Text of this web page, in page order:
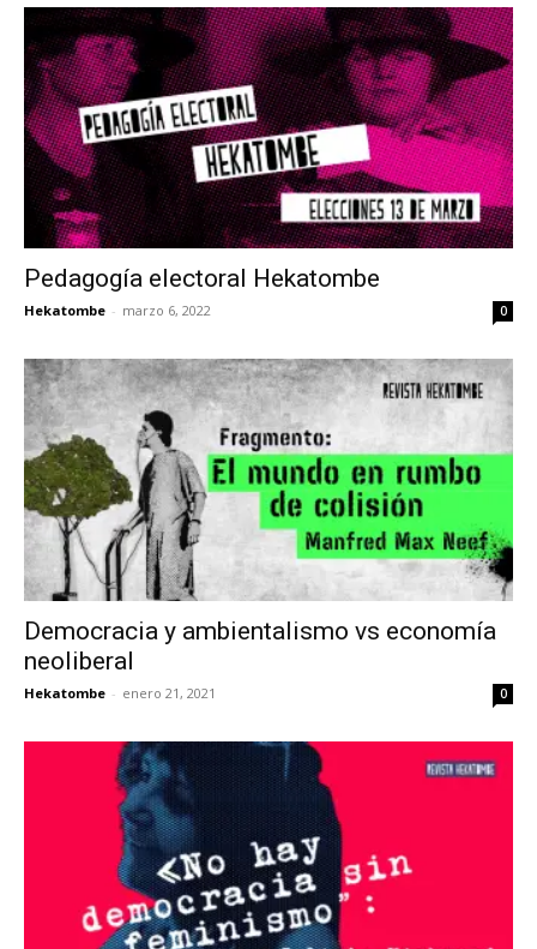
Pedagogía electoral Hekatombe
Hekatombe - marzo 6, 2022 0
Democracia y ambientalismo vs economía
neoliberal
Hekatombe - enero 21, 2021 0